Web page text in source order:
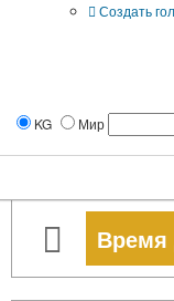
Создать
KG Мир
Время